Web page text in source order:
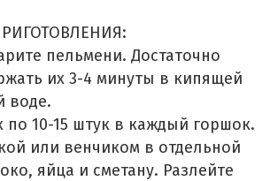
пельмени. Достаточно
их 3-4 минуты в кипящей
воде.
по 10-15 штук в каждый горшок.
или венчиком в отдельной
яйца и сметану. Разлейте